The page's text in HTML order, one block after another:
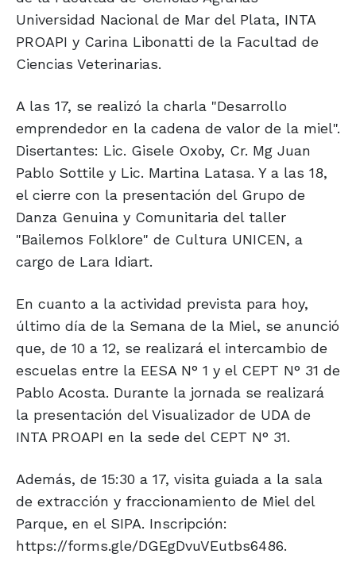
Universidad Nacional de Mar del Plata, INTA
PROAPI y Carina Libonatti de la Facultad de
Ciencias Veterinarias.
A las 17, se realizó la charla "Desarrollo
emprendedor en la cadena de valor de la miel".
Disertantes: Lic. Gisele Oxoby, Cr. Mg Juan
Pablo Sottile y Lic. Martina Latasa. Y a las 18,
el cierre con la presentación del Grupo de
Danza Genuina y Comunitaria del taller
"Bailemos Folklore" de Cultura UNICEN, a
cargo de Lara Idiart.
En cuanto a la actividad prevista para hoy,
último día de la Semana de la Miel, se anunció
que, de 10 a 12, se realizará el intercambio de
escuelas entre la EESA N° 1 y el CEPT N° 31 de
Pablo Acosta. Durante la jornada se realizará
la presentación del Visualizador de UDA de
INTA PROAPI en la sede del CEPT N° 31.
Además, de 15:30 a 17, visita guiada a la sala
de extracción y fraccionamiento de Miel del
Parque, en el SIPA. Inscripción:
https://forms.gle/DGEgDvuVEutbs6486.